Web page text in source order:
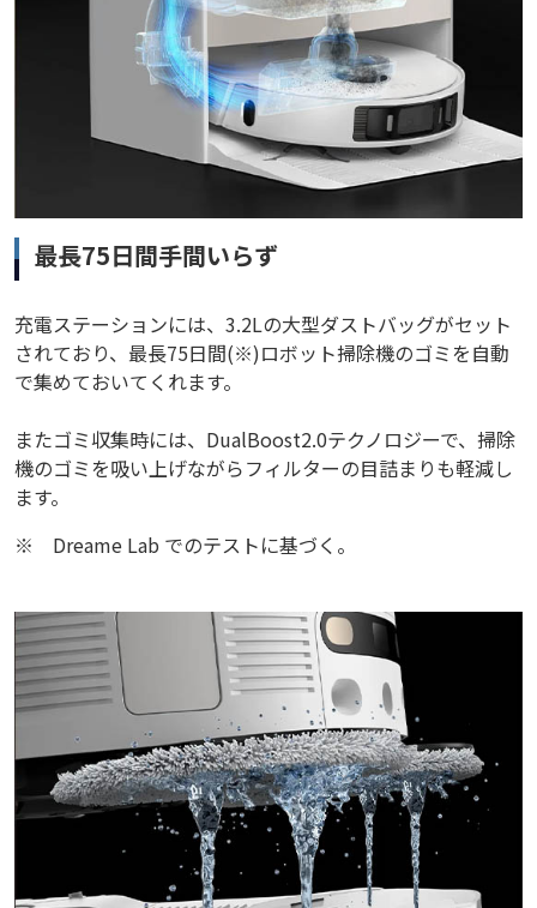
最長75日間手間いらず
充電ステーションには、3.2Lの大型ダストバッグがセット
されており、最長75日間(※)ロボット掃除機のゴミを自動
で集めておいてくれます。
またゴミ収集時には、DualBoost2.0テクノロジーで、掃除
機のゴミを吸い上げながらフィルターの目詰まりも軽減し
ます。
※
Dreame Lab でのテストに基づく。